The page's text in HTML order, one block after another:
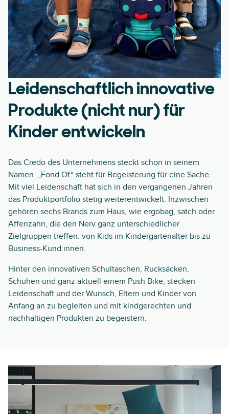
Leidenschaftlich innovative
Produkte (nicht nur) für
Kinder entwickeln
Das Credo des Unternehmens steckt schon in seinem
Namen. „Fond Of“ steht für Begeisterung für eine Sache.
Mit viel Leidenschaft hat sich in den vergangenen Jahren
das Produktportfolio stetig weiterentwickelt. Inzwischen
gehören sechs Brands zum Haus, wie ergobag, satch oder
Affenzahn, die den Nerv ganz unterschiedlicher
Zielgruppen treffen: von Kids im Kindergartenalter bis zu
Business-Kund:innen.
Hinter den innovativen Schultaschen, Rucksäcken,
Schuhen und ganz aktuell einem Push Bike, stecken
Leidenschaft und der Wunsch, Eltern und Kinder von
Anfang an zu begleiten und mit kindgerechten und
nachhaltigen Produkten zu begeistern.